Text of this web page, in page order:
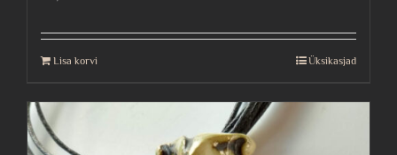
Lisa korvi Üksikasjad